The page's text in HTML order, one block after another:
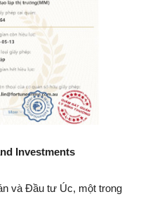
Investments
và Đầu tư Úc, một trong